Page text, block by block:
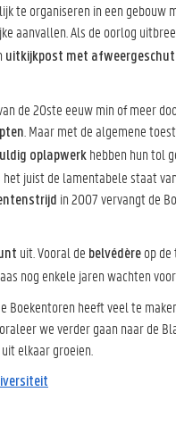
te organiseren in een gebouw
aanvallen. Als de oorlog
uitkijkpost met afweergeschut
de 20ste eeuw min of meer
. Maar met de algemene
oplapwerk hebben hun tol
juist de lamentabele staat
in 2007 vervangt de
uit. Vooral de belvédère op
nog enkele jaren wachten
Boekentoren heeft veel te
we verder gaan naar de
elkaar groeien.